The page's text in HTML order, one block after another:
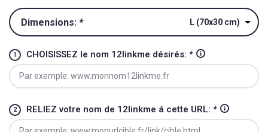
Dimensions: * L (70x30 cm)
CHOISISSEZ le nom 12linkme désirés: *
RELIEZ votre nom de 12linkme á cette URL: *